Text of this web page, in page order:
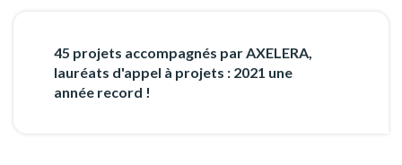
45 projets accompagnés par AXELERA,
lauréats d'appel à projets : 2021 une
année record !